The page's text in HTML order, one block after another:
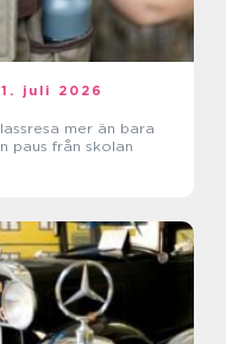
juli 2026
mer än bara
paus från skolan